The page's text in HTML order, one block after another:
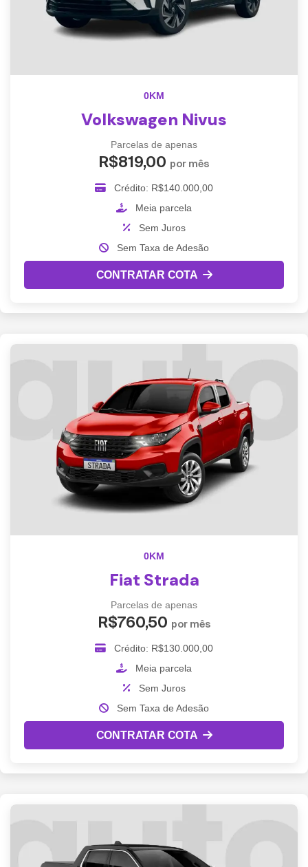
0KM
Volkswagen Nivus
Parcelas de apenas
R$819,00 por mês
Crédito: R$140.000,00
Meia parcela
Sem Juros
Sem Taxa de Adesão
CONTRATAR COTA
0KM
Fiat Strada
Parcelas de apenas
R$760,50 por mês
Crédito: R$130.000,00
Meia parcela
Sem Juros
Sem Taxa de Adesão
CONTRATAR COTA